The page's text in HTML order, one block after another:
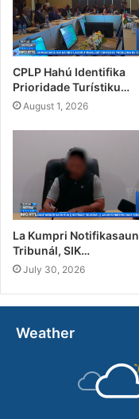
CPLP Hahú Identifika
Prioridade Turístiku…
August 1, 2026
La Kumpri Notifikasaun
Tribunál, SIK…
July 30, 2026
Weather